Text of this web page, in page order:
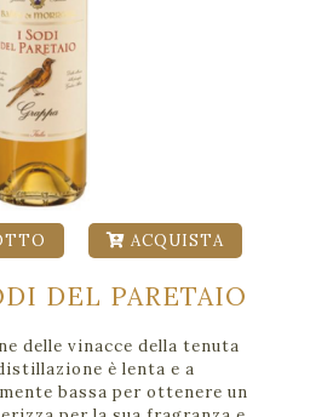
ACQUISTA
DEL PARETAIO
delle vinacce della tenuta
è lenta e a
bassa per ottenere un